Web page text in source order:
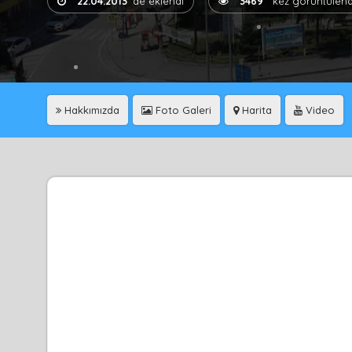
Hakkımızda Foto Galeri Harita Video